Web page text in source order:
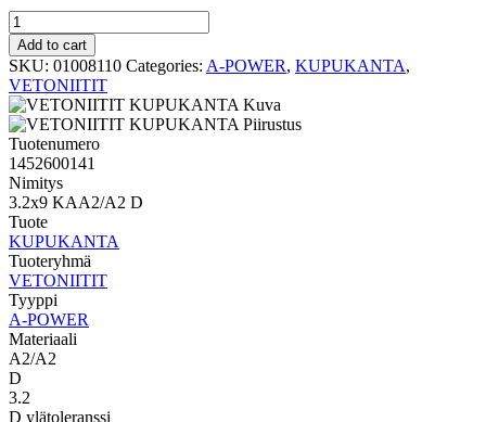
A-
POWER
KUPUKANTA
3.2x9
KAA2/A2
D
quantity
Add to cart
SKU: 01008110 Categories: A-POWER, KUPUKANTA,
VETONIITIT
Tuotenumero
1452600141
Nimitys
3.2x9 KAA2/A2 D
Tuote
KUPUKANTA
Tuoteryhmä
VETONIITIT
Tyyppi
A-POWER
Materiaali
A2/A2
D
3.2
D ylätoleranssi